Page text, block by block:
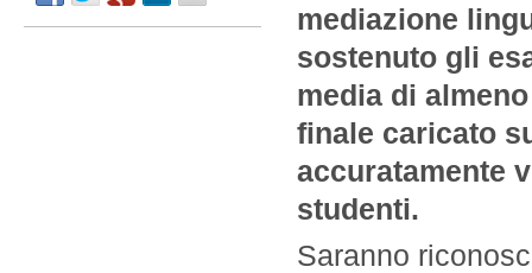
mediazione
sostenuto gli
media di
finale caricato
accuratamente
studenti.
Saranno